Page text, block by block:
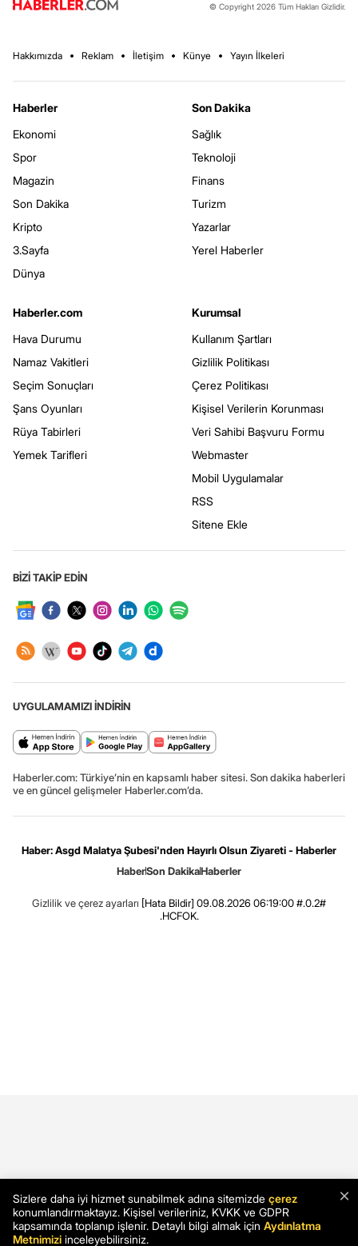
© Copyright 2026 Tüm Hakları Gizlidir.
Hakkımızda Reklam İletişim Künye Yayın İlkeleri
Haberler
Ekonomi
Spor
Magazin
Son Dakika
Kripto
3.Sayfa
Dünya
Son Dakika
Sağlık
Teknoloji
Finans
Turizm
Yazarlar
Yerel Haberler
Haberler.com
Hava Durumu
Namaz Vakitleri
Seçim Sonuçları
Şans Oyunları
Rüya Tabirleri
Yemek Tarifleri
Kurumsal
Kullanım Şartları
Gizlilik Politikası
Çerez Politikası
Kişisel Verilerin Korunması
Veri Sahibi Başvuru Formu
Webmaster
Mobil Uygulamalar
RSS
Sitene Ekle
BİZİ TAKİP EDİN
UYGULAMAMIZI İNDİRİN
Haberler.com: Türkiye’nin en kapsamlı haber sitesi. Son dakika haberleri
ve en güncel gelişmeler Haberler.com’da.
Haber: Asgd Malatya Şubesi'nden Hayırlı Olsun Ziyareti - Haberler
HaberSon DakikaHaberler
Gizlilik ve çerez ayarları [Hata Bildir] 09.08.2026 06:19:00 #.0.2#
.HCFOK.
×
Sizlere daha iyi hizmet sunabilmek adına sitemizde çerez
konumlandırmaktayız. Kişisel verileriniz, KVKK ve GDPR
kapsamında toplanıp işlenir. Detaylı bilgi almak için Aydınlatma
Metnimizi inceleyebilirsiniz.